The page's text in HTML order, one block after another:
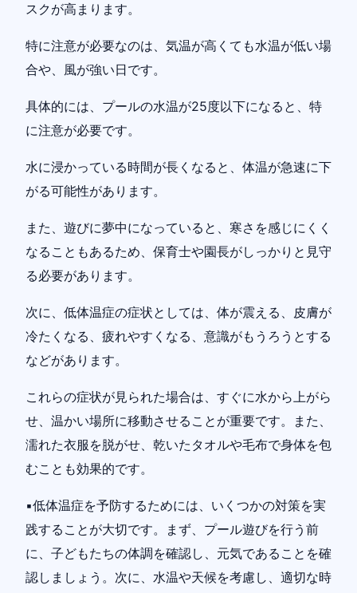
スクが高まります。
特に注意が必要なのは、気温が高くても水温が低い場
合や、風が強い日です。
具体的には、プールの水温が25度以下になると、特
に注意が必要です。
水に浸かっている時間が長くなると、体温が急速に下
がる可能性があります。
また、遊びに夢中になっていると、寒さを感じにくく
なることもあるため、保育士や園長がしっかりと見守
る必要があります。
次に、低体温症の症状としては、体が震える、皮膚が
冷たくなる、疲れやすくなる、意識がもうろうとする
などがあります。
これらの症状が見られた場合は、すぐに水から上がら
せ、温かい場所に移動させることが重要です。また、
濡れた衣服を脱がせ、乾いたタオルや毛布で身体を包
むことも効果的です。
▪️低体温症を予防するためには、いくつかの対策を実
践することが大切です。まず、プール遊びを行う前
に、子どもたちの体調を確認し、元気であることを確
認しましょう。次に、水温や天候を考慮し、適切な時